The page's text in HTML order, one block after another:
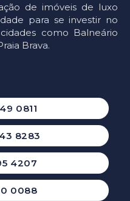
de imóveis de luxo
para se investir no
como Balneário
Brava.
0811
8283
4207
0088